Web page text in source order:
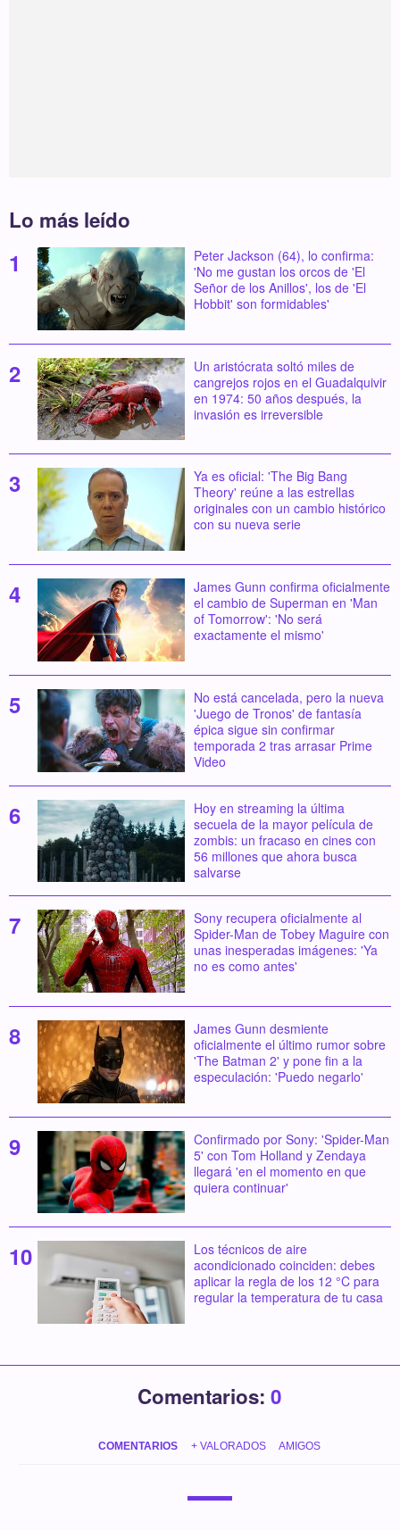
Lo más leído
Peter Jackson (64), lo confirma:
'No me gustan los orcos de 'El
Señor de los Anillos', los de 'El
Hobbit' son formidables'
Un aristócrata soltó miles de
cangrejos rojos en el Guadalquivir
en 1974: 50 años después, la
invasión es irreversible
Ya es oficial: 'The Big Bang
Theory' reúne a las estrellas
originales con un cambio histórico
con su nueva serie
James Gunn confirma oficialmente
el cambio de Superman en 'Man
of Tomorrow': 'No será
exactamente el mismo'
No está cancelada, pero la nueva
'Juego de Tronos' de fantasía
épica sigue sin confirmar
temporada 2 tras arrasar Prime
Video
Hoy en streaming la última
secuela de la mayor película de
zombis: un fracaso en cines con
56 millones que ahora busca
salvarse
Sony recupera oficialmente al
Spider-Man de Tobey Maguire con
unas inesperadas imágenes: 'Ya
no es como antes'
James Gunn desmiente
oficialmente el último rumor sobre
'The Batman 2' y pone fin a la
especulación: 'Puedo negarlo'
Confirmado por Sony: 'Spider-Man
5' con Tom Holland y Zendaya
llegará 'en el momento en que
quiera continuar'
Los técnicos de aire
acondicionado coinciden: debes
aplicar la regla de los 12 °C para
regular la temperatura de tu casa
Comentarios: 0
COMENTARIOS + VALORADOS AMIGOS